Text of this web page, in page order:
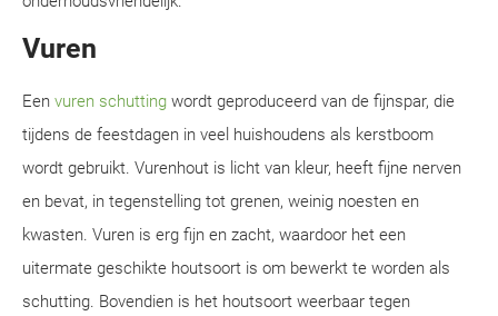
Vuren
Een vuren schutting wordt geproduceerd van de fijnspar, die
tijdens de feestdagen in veel huishoudens als kerstboom
wordt gebruikt. Vurenhout is licht van kleur, heeft fijne nerven
en bevat, in tegenstelling tot grenen, weinig noesten en
kwasten. Vuren is erg fijn en zacht, waardoor het een
uitermate geschikte houtsoort is om bewerkt te worden als
schutting. Bovendien is het houtsoort weerbaar tegen